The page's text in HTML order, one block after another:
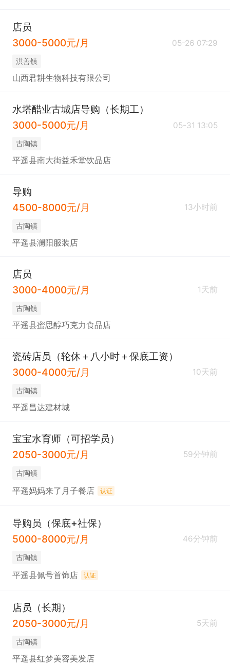
店员
3000-5000元/月
05-26 07:29
洪善镇
山西君耕生物科技有限公司
水塔醋业古城店导购（长期工）
3000-5000元/月
05-31 13:05
古陶镇
平遥县南大街益禾堂饮品店
导购
4500-8000元/月
13小时前
古陶镇
平遥县澜阳服装店
店员
3000-4000元/月
1天前
古陶镇
平遥县蜜思醇巧克力食品店
瓷砖店员（轮休＋八小时＋保底工资）
3000-4000元/月
10天前
古陶镇
平遥昌达建材城
宝宝水育师（可招学员）
2050-3000元/月
59分钟前
古陶镇
平遥妈妈来了月子餐店 认证
导购员（保底+社保）
5000-8000元/月
46分钟前
古陶镇
平遥县佩号首饰店 认证
店员（长期）
2050-3000元/月
5天前
古陶镇
平遥县红梦美容美发店